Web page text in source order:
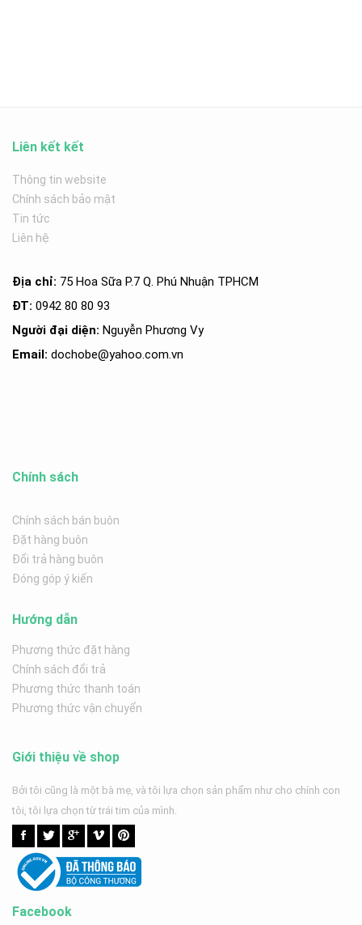
Liên kết kết
Thông tin website
Chính sách bảo mật
Tin tức
Liên hệ
Địa chỉ: 75 Hoa Sữa P.7 Q. Phú Nhuận TPHCM
ĐT: 0942 80 80 93
Người đại diện: Nguyễn Phương Vy
Email: dochobe@yahoo.com.vn
Chính sách
Chính sách bán buôn
Đặt hàng buôn
Đổi trả hàng buôn
Đóng góp ý kiến
Hướng dẫn
Phương thức đặt hàng
Chính sách đổi trả
Phương thức thanh toán
Phương thức vận chuyển
Giới thiệu về shop
Bởi tôi cũng là một bà mẹ, và tôi lựa chọn sản phẩm như cho chính con
tôi, tôi lựa chọn từ trái tim của mình.
Facebook